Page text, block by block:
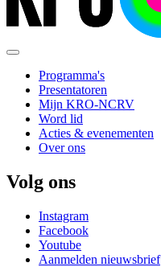
Programma's
Presentatoren
Mijn KRO-NCRV
Word lid
Acties & evenementen
Over ons
Volg ons
Instagram
Facebook
Youtube
Aanmelden nieuwsbrief